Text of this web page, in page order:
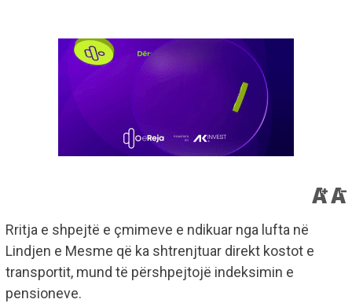
Rritja e shpejtë e çmimeve e ndikuar nga lufta në
Lindjen e Mesme që ka shtrenjtuar direkt kostot e
transportit, mund të përshpejtojë indeksimin e
pensioneve.